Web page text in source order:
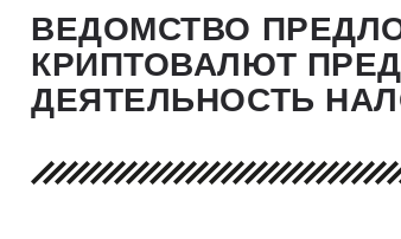
ВЕДОМСТВО
КРИПТОВАЛЮТ
ДЕЯТЕЛЬНОСТЬ